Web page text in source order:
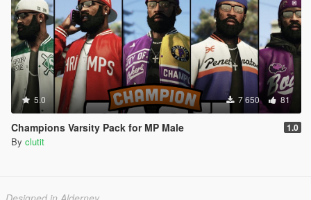
5.0 7 650 81
Champions Varsity Pack for MP Male 1.0
By clutit